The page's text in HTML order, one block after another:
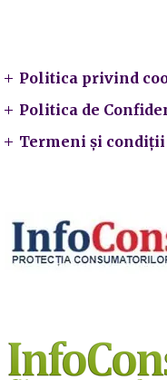
Politica privind
Politica de
Termeni și condiții